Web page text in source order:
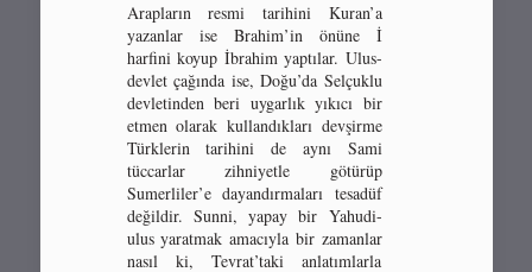
Arapların resmi tarihini Kuran’a
yazanlar ise Brahim’in önüne İ
harfini koyup İbrahim yaptılar. Ulus-
devlet çağında ise, Doğu’da Selçuklu
devletinden beri uygarlık yıkıcı bir
etmen olarak kullandıkları devşirme
Türklerin tarihini de aynı Sami
tüccarlar zihniyetle götürüp
Sumerliler’e dayandırmaları tesadüf
değildir. Sunni, yapay bir Yahudi-
ulus yaratmak amacıyla bir zamanlar
nasıl ki, Tevrat’taki anlatımlarla